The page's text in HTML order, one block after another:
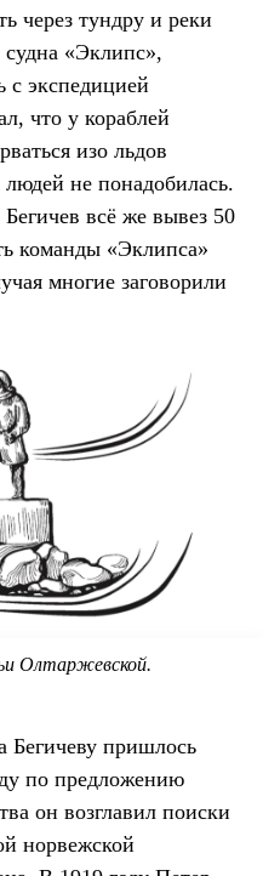
через тундру и реки
«Эклипс»,
с экспедицией
что у кораблей
изо льдов
людей не понадобилась.
всё же вывез 50
команды «Эклипса»
многие заговорили
Олтаржевской.
Бегичеву пришлось
по предложению
он возглавил поиски
норвежской